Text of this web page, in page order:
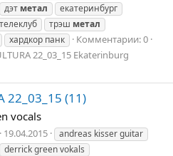
дэт метал
екатеринбург
телеклуб трэш метал
хардкор панк
Комментарии: 0
22_03_15 Ekaterinburg
22_03_15 (11)
vocals
19.04.2015
andreas kisser guitar
derrick green vokals